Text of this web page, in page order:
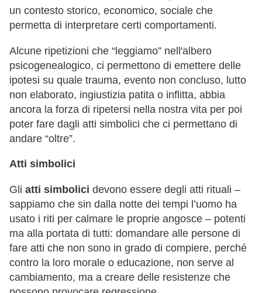
un contesto storico, economico, sociale che
permetta di interpretare certi comportamenti.
Alcune ripetizioni che “leggiamo” nell'albero
psicogenealogico, ci permettono di emettere delle
ipotesi su quale trauma, evento non concluso, lutto
non elaborato, ingiustizia patita o inflitta, abbia
ancora la forza di ripetersi nella nostra vita per poi
poter fare dagli atti simbolici che ci permettano di
andare “oltre”.
Atti simbolici
Gli atti simbolici devono essere degli atti rituali –
sappiamo che sin dalla notte dei tempi l’uomo ha
usato i riti per calmare le proprie angosce – potenti
ma alla portata di tutti: domandare alle persone di
fare atti che non sono in grado di compiere, perché
contro la loro morale o educazione, non serve al
cambiamento, ma a creare delle resistenze che